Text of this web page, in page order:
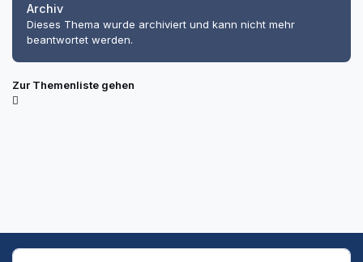
Archiv
Dieses Thema wurde archiviert und kann nicht mehr
beantwortet werden.
Zur Themenliste gehen